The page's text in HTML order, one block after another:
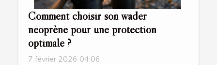
Comment choisir son wader
néoprène pour une protection
optimale ?
7 février 2026 04:06